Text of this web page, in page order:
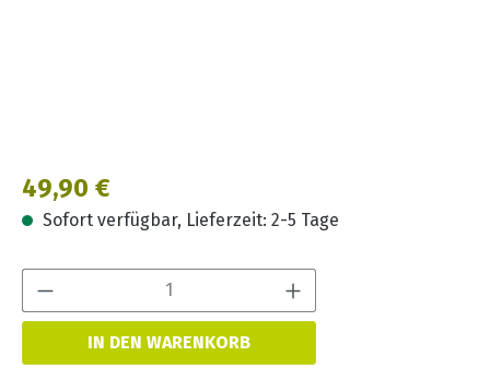
Regulärer Preis:
49,90 €
Sofort verfügbar, Lieferzeit: 2-5 Tage
IN DEN WARENKORB